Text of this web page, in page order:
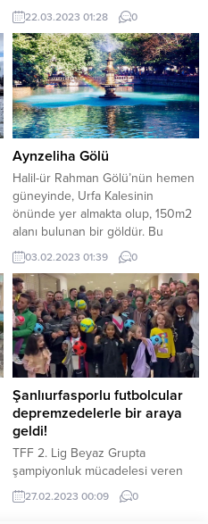
Komando ve Güvenlik Korucuları
görevlerini tamamlayarak Kentten
ayrıldı. Sel afetinin yaşandığı
Şanlıurfa’da arama kurtarma
çalışmaları bitti, bölgeye sevk
edilen komandolar, iş yerlerine ve
evlere dolan çamur yığınlarını
kaldırarak, ellerinde küreklerle
temizlik yaptı. 6 Şubat’ta yaşanan
depremlerin ardından bugün...
22.03.2023 01:28 0
Aynzeliha Gölü
Halil-ür Rahman Gölü’nün hemen
güneyinde, Urfa Kalesinin
önünde yer almakta olup, 150m2
alanı bulunan bir göldür. Bu
göldeki balıklar, mekânın kutsal
olduğuna inanıldığından yenmez.
Rivayetlere göre, Hz İbrahim
ateşe atılacağı zaman, Nemrut’un
kızı Zeliha, Hz. İbrahim’in dinine
iman ettiğini söyleyince, babası
tarafından ateşe atılır. Zeliha
yanarak can verir. Daha sonra,...
03.02.2023 01:39 0
Şanlıurfasporlu futbolcular
depremzedelerle bir araya
geldi!
TFF 2. Lig Beyaz Grupta
şampiyonluk mücadelesi veren
ve ikinci yarı hazırlıklarını
Antalya’da geçirdiği kamp
27.02.2023 00:09 0